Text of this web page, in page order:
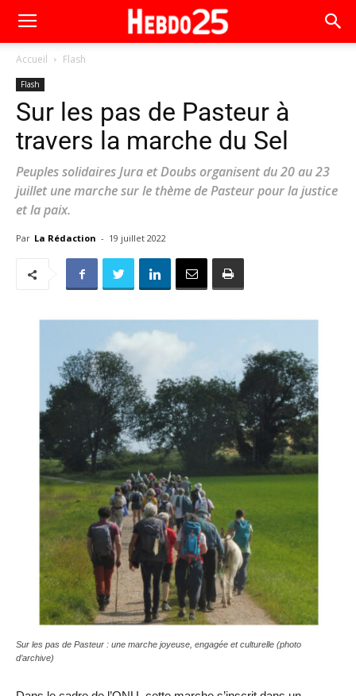
Accueil Flash
Flash
Sur les pas de Pasteur à
travers la marche du Sel
Peuples solidaires Jura et Doubs organisent du 20 au 23
juillet une marche sur le thème de Pasteur pour la justice
et la paix.
Par La Rédaction - 19 juillet 2022
Sur les pas de Pasteur : une marche joyeuse, engagée et culturelle (photo
d’archive)